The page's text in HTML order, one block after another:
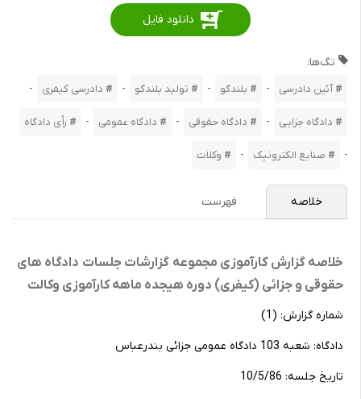
دانلود فایل
تگ‌ها:
آئین دادرسی - بلندگو - تولید بلندگو - دادرسی کیفری -
دادگاه جزایی - دادگاه حقوقی - دادگاه عمومی - رأی‌ دادگاه‌
- صنایع الکترونیک - وکلات
خلاصه فهرست
خلاصه گزارش کارآموزی مجموعه‌ گزارشات‌ جلسات‌ دادگاه های‌
حقوقی‌ و جزائی‌ (کیفری‌) دوره‌ هیجده‌ ماهه‌ کارآموزی‌ وکالت‌
شماره‌ گزارش‌: (1)
دادگاه‌: شعبه‌ 103 دادگاه‌ عمومی‌ جزائی‌ بندرعباس‌
تاریخ‌ جلسه‌: 10/5/86